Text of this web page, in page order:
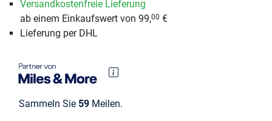
Versandkostenfreie Lieferung
ab einem Einkaufswert von 99,00 €
Lieferung per DHL
Sammeln Sie 59 Meilen.